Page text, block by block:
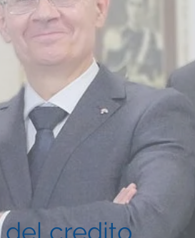
del credito